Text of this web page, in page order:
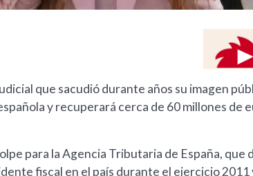
que sacudió durante años su imagen
y recuperará cerca de 60 millones de
para la Agencia Tributaria de España, que
fiscal en el país durante el ejercicio 2011